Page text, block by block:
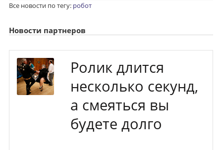
Все новости по тегу: робот
Новости партнеров
Ролик длится
несколько секунд,
а смеяться вы
будете долго